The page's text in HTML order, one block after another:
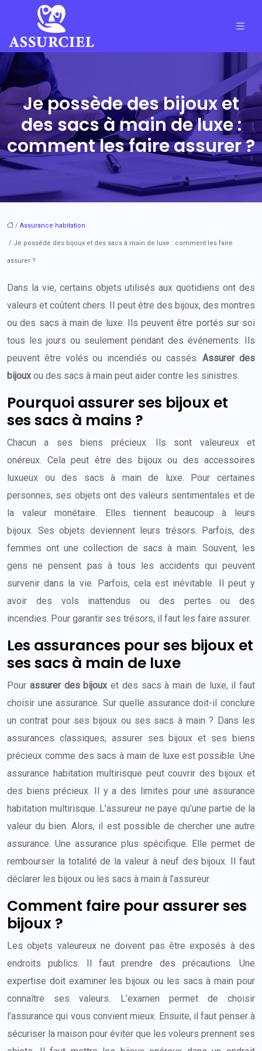
Je possède des bijoux et
des sacs à main de luxe :
comment les faire assurer ?
/ Assurance habitation
/ Je possède des bijoux et des sacs à main de luxe : comment les faire
assurer ?
Dans la vie, certains objets utilisés aux quotidiens ont des
valeurs et coûtent chers. Il peut être des bijoux, des montres
ou des sacs à main de luxe. Ils peuvent être portés sur soi
tous les jours ou seulement pendant des événements. Ils
peuvent être volés ou incendiés ou cassés.Assurer des
bijouxou des sacs à main peut aider contre les sinistres.
Pourquoi assurer ses bijoux et
ses sacs à mains ?
Chacun a ses biens précieux. Ils sont valeureux et
onéreux. Cela peut être des bijoux ou des accessoires
luxueux ou des sacs à main de luxe. Pour certaines
personnes, ses objets ont des valeurs sentimentales et de
la valeur monétaire. Elles tiennent beaucoup à leurs
bijoux. Ses objets deviennent leurs trésors. Parfois, des
femmes ont une collection de sacs à main. Souvent, les
gens ne pensent pas à tous les accidents qui peuvent
survenir dans la vie. Parfois, cela est inévitable. Il peut y
avoir des vols inattendus ou des pertes ou des
incendies. Pour garantir ses trésors, il faut les faire assurer.
Les assurances pour ses bijoux et
ses sacs à main de luxe
Pour assurer des bijouxet des sacs à main de luxe, il faut
choisir une assurance. Sur quelle assurance doit-il conclure
un contrat pour ses bijoux ou ses sacs à main ? Dans les
assurances classiques, assurer ses bijoux et ses biens
précieux comme des sacs à main de luxe est possible. Une
assurance habitation multirisque peut couvrir des bijoux et
des biens précieux. Il y a des limites pour une assurance
habitation multirisque. L’assureur ne paye qu’une partie de la
valeur du bien. Alors, il est possible de chercher une autre
assurance. Une assurance plus spécifique. Elle permet de
rembourser la totalité de la valeur à neuf des bijoux. Il faut
déclarer les bijoux ou les sacs à main à l’assureur.
Comment faire pour assurer ses
bijoux ?
Les objets valeureux ne doivent pas être exposés à des
endroits publics. Il faut prendre des précautions. Une
expertise doit examiner les bijoux ou les sacs à main pour
connaître ses valeurs. L’examen permet de choisir
l’assurance qui vous convient mieux. Ensuite, il faut penser à
sécuriser la maison pour éviter que les voleurs prennent ses